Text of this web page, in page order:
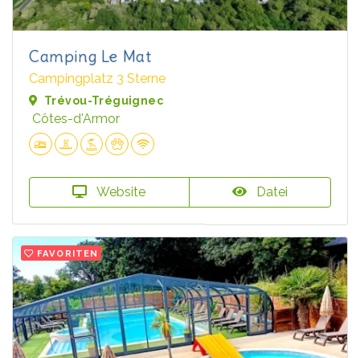
Camping Le Mat
Campingplatz 3 Sterne
Trévou-Tréguignec
Côtes-d'Armor
Website Datei
FAVORITEN